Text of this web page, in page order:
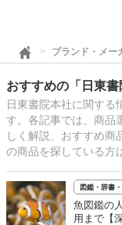
ブランド・メー
おすすめの「日東
日東書院本社に関する
す。各記事では、商品
しく解説、おすすめ商
の商品を探している方
図鑑・辞書
魚図鑑の
用まで【